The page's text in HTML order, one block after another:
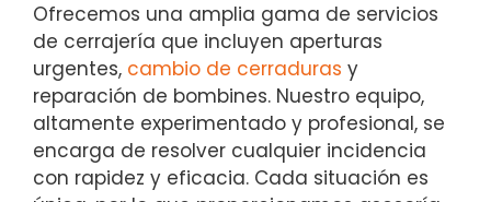
Ofrecemos una amplia gama de servicios
de cerrajería que incluyen aperturas
urgentes, cambio de cerraduras y
reparación de bombines. Nuestro equipo,
altamente experimentado y profesional, se
encarga de resolver cualquier incidencia
con rapidez y eficacia. Cada situación es